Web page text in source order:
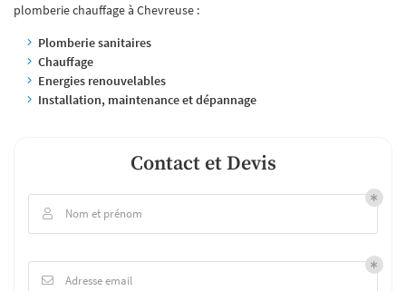
plomberie chauffage à Chevreuse :
Plomberie sanitaires
Chauffage
Energies renouvelables
Installation, maintenance et dépannage
Contact et Devis
 Nom et prénom
 Adresse email